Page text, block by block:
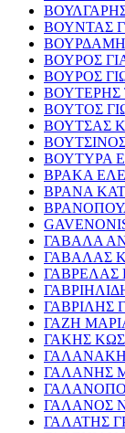
ΒΟΥΝΤΑΣ
ΒΟΥΡΟΣ
ΒΟΥΡΟΣ
ΒΟΥΤΕΡΗΣ
ΒΟΥΤΟΣ
ΒΟΥΤΣΑΣ
ΒΟΥΤΥΡΑ
ΒΡΑΚΑ
ΒΡΑΝΑ
ΓΑΒΑΛΑ
ΓΑΒΑΛΑΣ
ΓΑΒΡΕΛΑΣ
ΓΑΒΡΙΛΗΣ
ΓΑΖΗ
ΓΑΚΗΣ
ΓΑΛΑΝΗΣ
ΓΑΛΑΝΟΣ
ΓΑΛΑΤΗΣ